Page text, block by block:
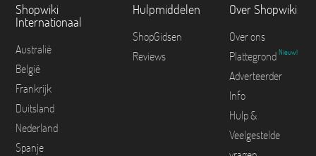
Shopwiki
Internationaal
Australië
België
Frankrijk
Duitsland
Nederland
Spanje
Hulpmiddelen
ShopGidsen
Reviews
Over Shopwiki
Over ons
Plattegrond Nieuw!
Adverteerder
Info
Hulp &
Veelgestelde